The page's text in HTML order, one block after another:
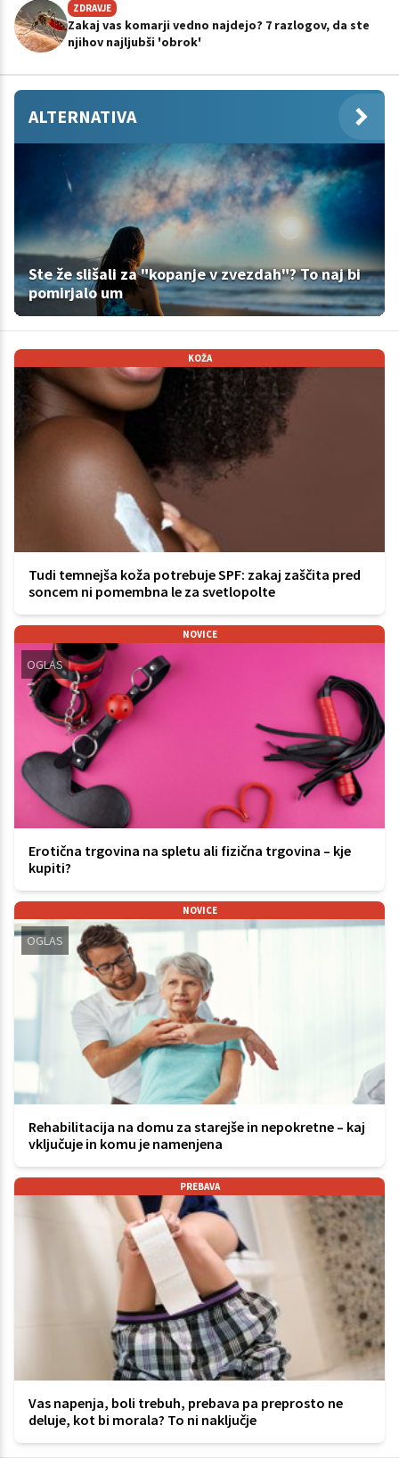
ZDRAVJE
Zakaj vas komarji vedno najdejo? 7 razlogov, da ste
njihov najljubši 'obrok'
ALTERNATIVA
Ste že slišali za "kopanje v zvezdah"? To naj bi
pomirjalo um
KOŽA
Tudi temnejša koža potrebuje SPF: zakaj zaščita pred
soncem ni pomembna le za svetlopolte
NOVICE
OGLAS
Erotična trgovina na spletu ali fizična trgovina – kje
kupiti?
NOVICE
OGLAS
Rehabilitacija na domu za starejše in nepokretne – kaj
vključuje in komu je namenjena
PREBAVA
Vas napenja, boli trebuh, prebava pa preprosto ne
deluje, kot bi morala? To ni naključje